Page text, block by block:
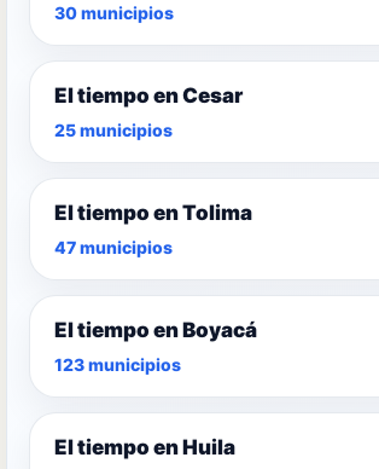
30 municipios
El tiempo en Cesar
25 municipios
El tiempo en Tolima
47 municipios
El tiempo en Boyacá
123 municipios
El tiempo en Huila